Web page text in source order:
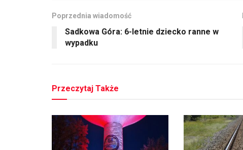
Poprzednia wiadomość
Sadkowa Góra: 6-letnie dziecko ranne w
wypadku
Przeczytaj Także